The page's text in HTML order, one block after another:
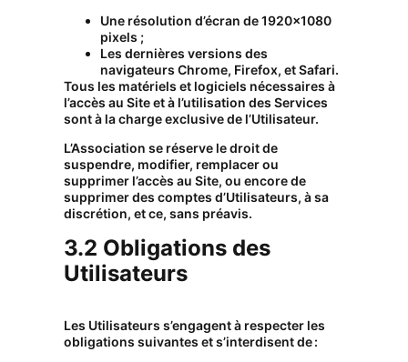
Une résolution d’écran de 1920×1080
pixels ;
Les dernières versions des
navigateurs Chrome, Firefox, et Safari.
Tous les matériels et logiciels nécessaires à
l’accès au Site et à l’utilisation des Services
sont à la charge exclusive de l’Utilisateur.
L’Association se réserve le droit de
suspendre, modifier, remplacer ou
supprimer l’accès au Site, ou encore de
supprimer des comptes d’Utilisateurs, à sa
discrétion, et ce, sans préavis.
3.2 Obligations des
Utilisateurs
Les Utilisateurs s’engagent à respecter les
obligations suivantes et s’interdisent de :